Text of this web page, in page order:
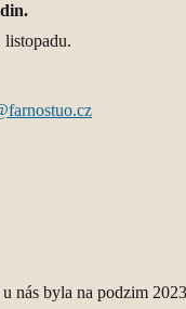
listopadu.
byla na podzim